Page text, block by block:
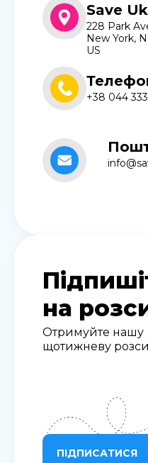
Save
228 Park
New York,
US
+38 044
на
Отримуйте нашу
щотижневу
ПІДПИСАТИСЯ